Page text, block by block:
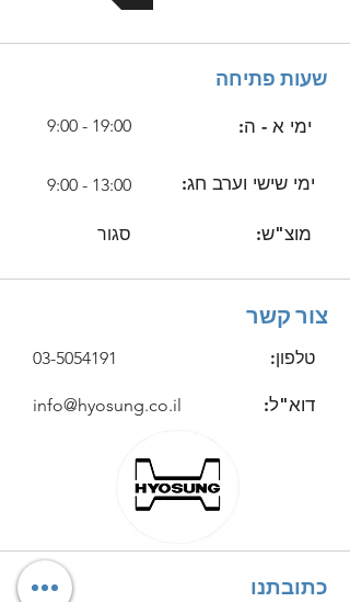
שעות פתיחה
9:00 - 19:00 ימי א - ה:
9:00 - 13:00
סגור
ימי שישי וערב חג:
מוצ"ש:
צור קשר
03-5054191
info@hyosung.co.il
טלפון:
דוא"ל:
כתובתנו